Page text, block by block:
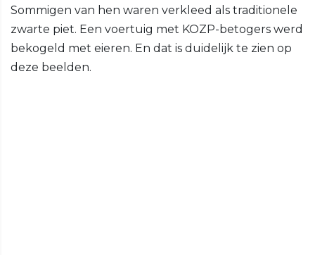
Sommigen van hen waren verkleed als traditionele
zwarte piet. Een voertuig met KOZP-betogers werd
bekogeld met eieren. En dat is duidelijk te zien op
deze beelden.